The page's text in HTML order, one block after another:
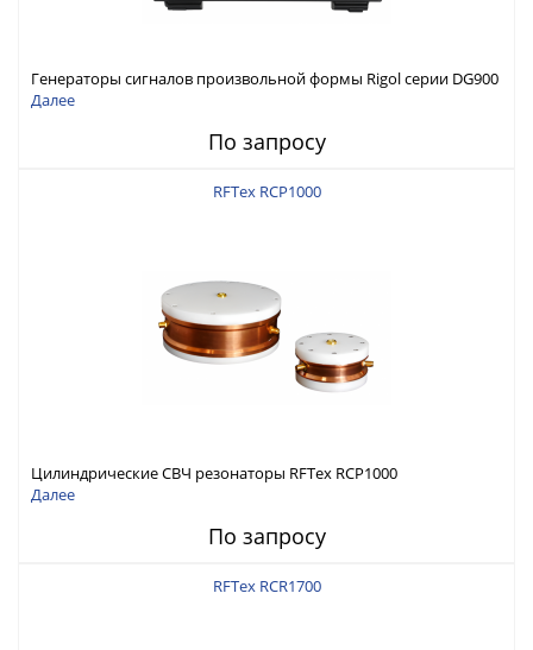
Генераторы сигналов произвольной формы Rigol серии DG900
Pro с максимальной частотой 200 МГц
Далее
По запросу
RFTex RCP1000
Цилиндрические СВЧ резонаторы RFTex RCP1000
Далее
По запросу
RFTex RCR1700